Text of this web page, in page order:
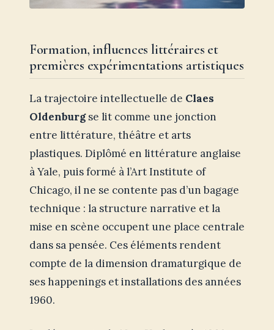
Formation, influences littéraires et
premières expérimentations artistiques
La trajectoire intellectuelle de Claes
Oldenburgse lit comme une jonction
entre littérature, théâtre et arts
plastiques. Diplômé en littérature anglaise
à Yale, puis formé à l’Art Institute of
Chicago, il ne se contente pas d’un bagage
technique : la structure narrative et la
mise en scène occupent une place centrale
dans sa pensée. Ces éléments rendent
compte de la dimension dramaturgique de
ses happenings et installations des années
1960.